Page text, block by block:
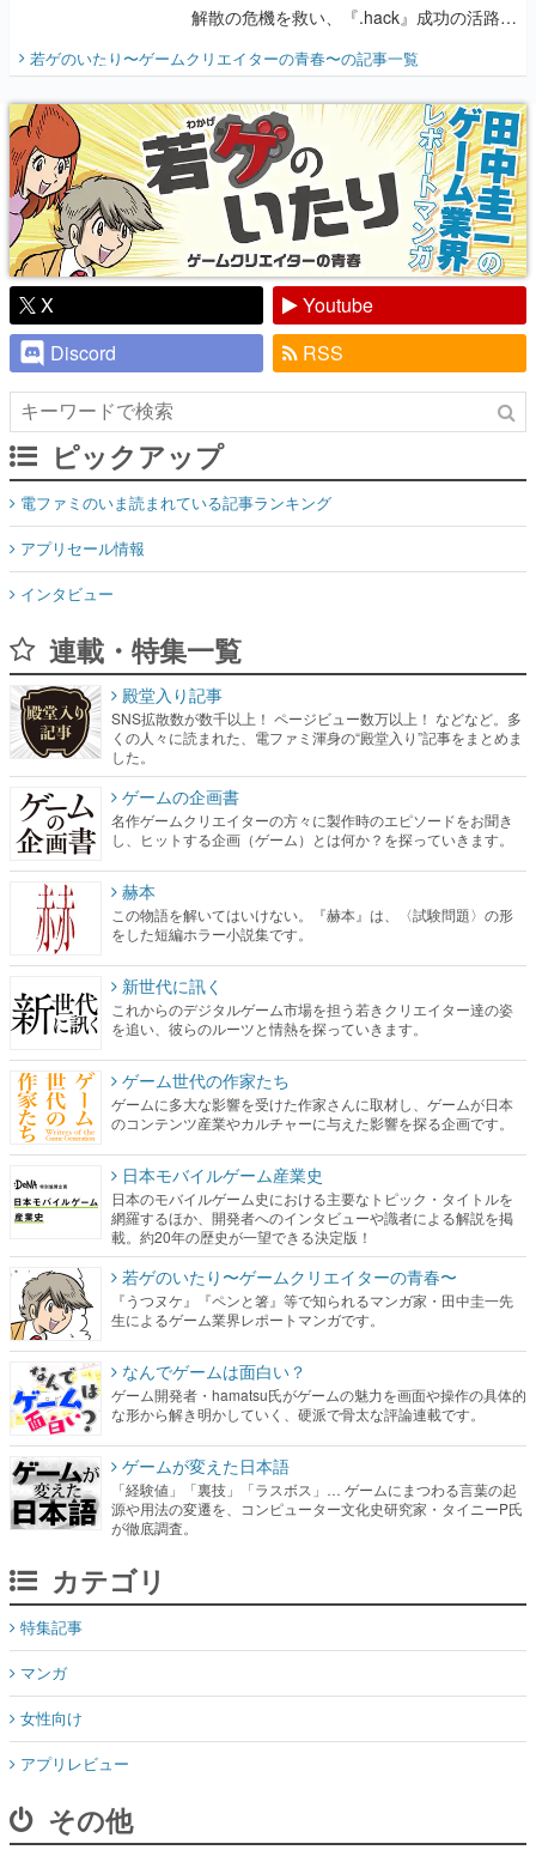
り】
X
Youtube
Discord
RSS
ピックアップ
電ファミのいま読まれている記事ランキング
アプリセール情報
インタビュー
連載・特集一覧
くの人々に読まれた、電ファミ渾身の“殿堂入り”記事をまとめま
した。
ゲームの企画書
名作ゲームクリエイターの方々に製作時のエピソードをお聞き
し、ヒットする企画（ゲーム）とは何か？を探っていきます。
赫本
この物語を解いてはいけない。『赫本』は、〈試験問題〉の形
をした短編ホラー小説集です。
新世代に訊く
これからのデジタルゲーム市場を担う若きクリエイター達の姿
を追い、彼らのルーツと情熱を探っていきます。
ゲーム世代の作家たち
ゲームに多大な影響を受けた作家さんに取材し、ゲームが日本
のコンテンツ産業やカルチャーに与えた影響を探る企画です。
日本モバイルゲーム産業史
日本のモバイルゲーム史における主要なトピック・タイトルを
網羅するほか、開発者へのインタビューや識者による解説を掲
若ゲのいたり〜ゲームクリエイターの青春〜
『うつヌケ』『ペンと箸』等で知られるマンガ家・田中圭一先
生によるゲーム業界レポートマンガです。
なんでゲームは面白い？
ゲーム開発者・hamatsu氏がゲームの魅力を画面や操作の具体的
な形から解き明かしていく、硬派で骨太な評論連載です。
ゲームが変えた日本語
「経験値」「裏技」「ラスボス」… ゲームにまつわる言葉の起
源や用法の変遷を、コンピューター文化史研究家・タイニーP氏
カテゴリ
マンガ
女性向け
アプリレビュー
その他
電ファミニコゲーマーとは？
媒体資料はこちら